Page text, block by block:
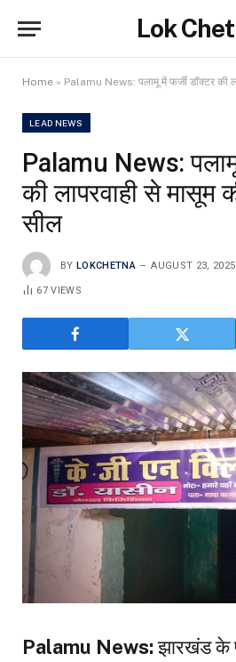
Lok
Home » Palamu News: पलामू में फर्जी डॉक्टर की
LEAD NEWS
Palamu News:
की लापरवाही से मासूम
सील
BY LOKCHETNA AUGUST 23, 2025
67VIEWS
Palamu News:झारखंड के